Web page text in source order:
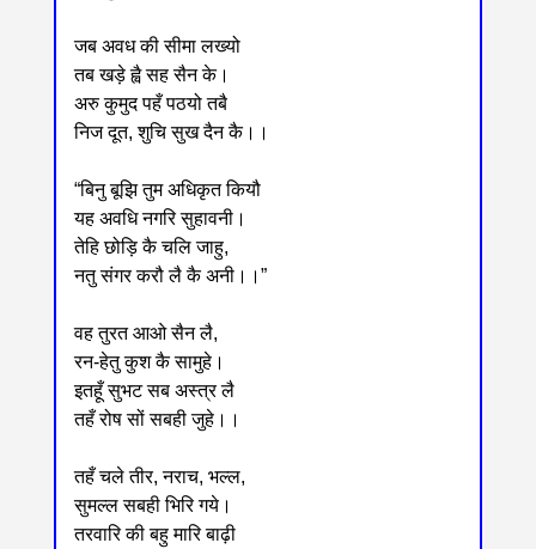
जब अवध की सीमा लख्यो
तब खड़े ह्वै सह सैन के।
अरु कुमुद पहँ पठयो तबै
निज दूत, शुचि सुख दैन कै।।
“बिनु बूझि तुम अधिकृत कियौ
यह अवधि नगरि सुहावनी।
तेहि छोड़ि कै चलि जाहु,
नतु संगर करौ लै कै अनी।।”
वह तुरत आओ सैन लै,
रन-हेतु कुश कै सामुहे।
इतहूँ सुभट सब अस्त्र लै
तहँ रोष सों सबही जुहे।।
तहँ चले तीर, नराच, भल्ल,
सुमल्ल सबही भिरि गये।
तरवारि की बहु मारि बाढ़ी